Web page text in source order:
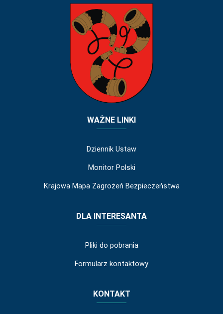
WAŻNE LINKI
Dziennik Ustaw
Monitor Polski
Krajowa Mapa Zagrożeń Bezpieczeństwa
DLA INTERESANTA
Pliki do pobrania
Formularz kontaktowy
KONTAKT